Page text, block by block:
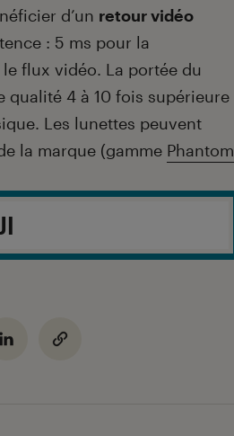
d’un retour vidéo
: 5 ms pour la
flux vidéo. La portée du
qualité 4 à 10 fois supérieure
Les lunettes peuvent
la marque (gamme Phantom